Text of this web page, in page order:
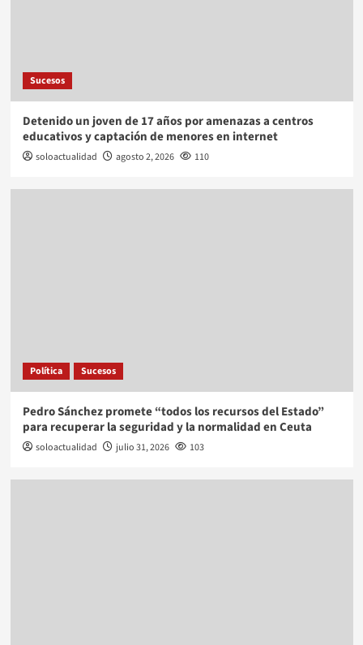
Sucesos
Detenido un joven de 17 años por amenazas a centros
educativos y captación de menores en internet
soloactualidad agosto 2, 2026 110
Política Sucesos
Pedro Sánchez promete “todos los recursos del Estado”
para recuperar la seguridad y la normalidad en Ceuta
soloactualidad julio 31, 2026 103